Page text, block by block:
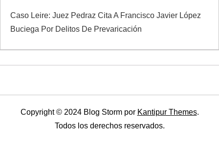
Caso Leire: Juez Pedraz Cita A Francisco Javier López
Buciega Por Delitos De Prevaricación
Copyright © 2024 Blog Storm por Kantipur Themes.
Todos los derechos reservados.